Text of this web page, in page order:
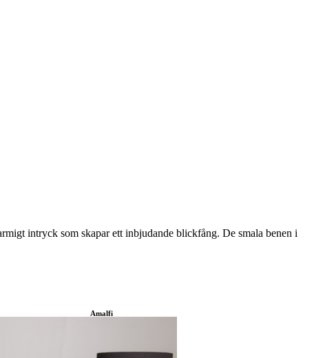
intryck som skapar ett inbjudande blickfång. De smala benen i
Amalfi